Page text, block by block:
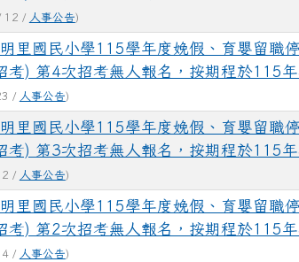
12 / 人事公告)
里國民小學115學年度娩假、育嬰留職
) 第4次招考無人報名，按期程於115年
/ 人事公告)
里國民小學115學年度娩假、育嬰留職
) 第3次招考無人報名，按期程於115年
/ 人事公告)
里國民小學115學年度娩假、育嬰留職
) 第2次招考無人報名，按期程於115年
/ 人事公告)